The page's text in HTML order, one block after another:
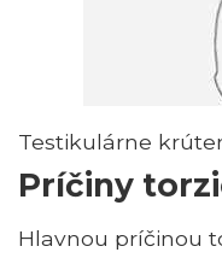
Testikulárne
Príčiny
Hlavnou príčinou